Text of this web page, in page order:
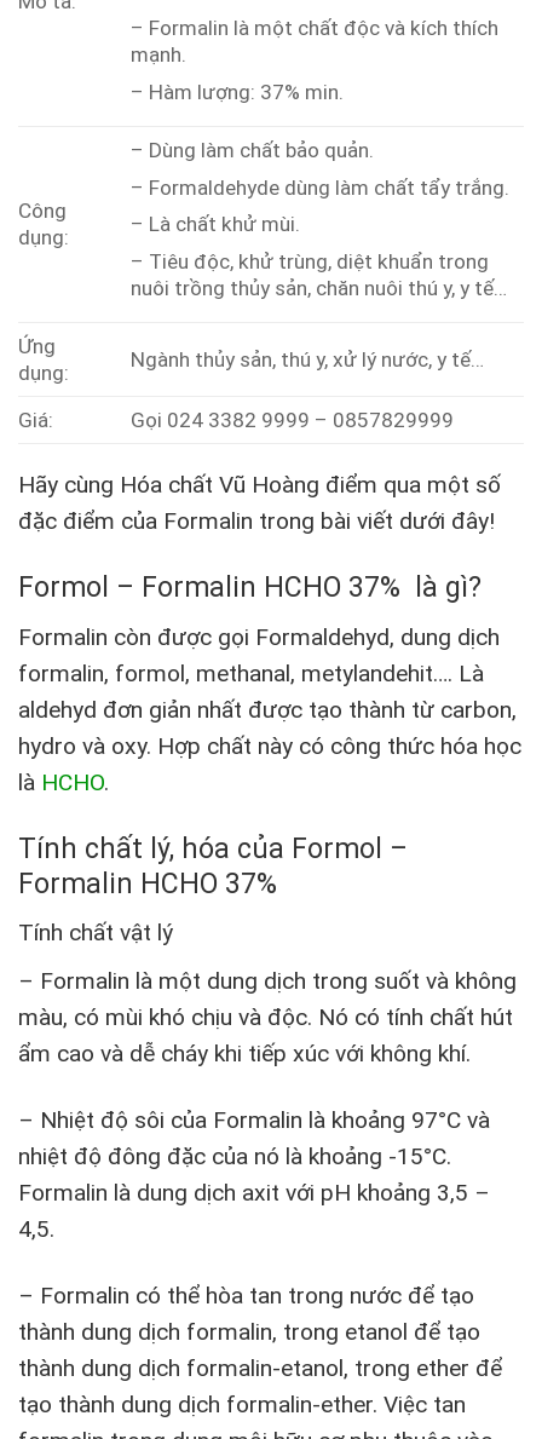
– Formalin là một chất độc và kích thích
mạnh.
– Hàm lượng: 37% min.
Công
dụng:
– Dùng làm chất bảo quản.
– Formaldehyde dùng làm chất tẩy trắng.
– Là chất khử mùi.
– Tiêu độc, khử trùng, diệt khuẩn trong
nuôi trồng thủy sản, chăn nuôi thú y, y tế…
Ứng
dụng:
Ngành thủy sản, thú y, xử lý nước, y tế…
Giá: Gọi 024 3382 9999 – 0857829999
Hãy cùng Hóa chất Vũ Hoàng điểm qua một số
đặc điểm của Formalin trong bài viết dưới đây!
Formol – Formalin HCHO 37% là gì?
Formalin còn được gọi Formaldehyd, dung dịch
formalin, formol, methanal, metylandehit…. Là
aldehyd đơn giản nhất được tạo thành từ carbon,
hydro và oxy. Hợp chất này có công thức hóa học
là HCHO.
Tính chất lý, hóa của Formol –
Formalin HCHO 37%
Tính chất vật lý
– Formalin là một dung dịch trong suốt và không
màu, có mùi khó chịu và độc. Nó có tính chất hút
ẩm cao và dễ cháy khi tiếp xúc với không khí.
– Nhiệt độ sôi của Formalin là khoảng 97°C và
nhiệt độ đông đặc của nó là khoảng -15°C.
Formalin là dung dịch axit với pH khoảng 3,5 –
4,5.
– Formalin có thể hòa tan trong nước để tạo
thành dung dịch formalin, trong etanol để tạo
thành dung dịch formalin-etanol, trong ether để
tạo thành dung dịch formalin-ether. Việc tan